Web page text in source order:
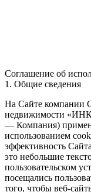
Соглашение об
1. Общие сведения
На Сайте компании
недвижимости
— Компания)
использованием
эффективность
это небольшие
пользовательском
посещались
того, чтобы веб-